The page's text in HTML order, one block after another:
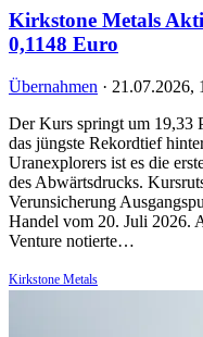
Kirkstone Metals
0,1148 Euro
Übernahmen · 21.07.2026,
Der Kurs springt um 19,33
das jüngste Rekordtief
Uranexplorers ist es die
des Abwärtsdrucks.
Verunsicherung
Handel vom 20. Juli 2026.
Venture notierte…
Kirkstone Metals